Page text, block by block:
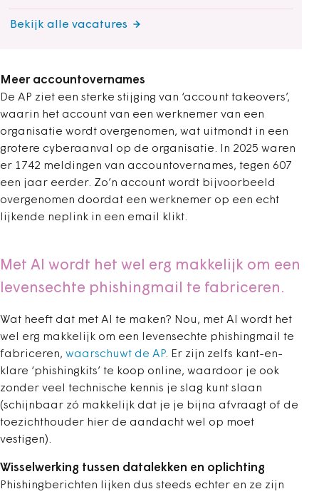
Bekijk alle vacatures
Meer accountovernames
De AP ziet een sterke stijging van ‘account takeovers’,
waarin het account van een werknemer van een
organisatie wordt overgenomen, wat uitmondt in een
grotere cyberaanval op de organisatie. In 2025 waren
er 1742 meldingen van accountovernames, tegen 607
een jaar eerder. Zo’n account wordt bijvoorbeeld
overgenomen doordat een werknemer op een echt
lijkende neplink in een email klikt.
Met AI wordt het wel erg makkelijk om een
levensechte phishingmail te fabriceren.
Wat heeft dat met AI te maken? Nou, met AI wordt het
wel erg makkelijk om een levensechte phishingmail te
fabriceren, waarschuwt de AP. Er zijn zelfs kant-en-
klare ‘phishingkits’ te koop online, waardoor je ook
zonder veel technische kennis je slag kunt slaan
(schijnbaar zó makkelijk dat je je bijna afvraagt of de
toezichthouder hier de aandacht wel op moet
vestigen).
Wisselwerking tussen datalekken en oplichting
Phishingberichten lijken dus steeds echter en ze zijn